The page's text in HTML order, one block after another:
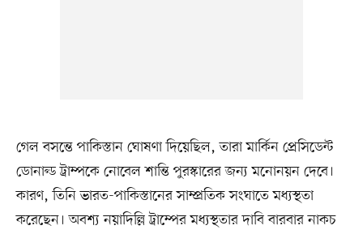
গেল বসন্তে পাকিস্তান ঘোষণা দিয়েছিল, তারা মার্কিন প্রেসিডেন্ট
ডোনাল্ড ট্রাম্পকে নোবেল শান্তি পুরস্কারের জন্য মনোনয়ন দেবে।
কারণ, তিনি ভারত-পাকিস্তানের সাম্প্রতিক সংঘাতে মধ্যস্থতা
করেছেন। অবশ্য নয়াদিল্লি ট্রাম্পের মধ্যস্থতার দাবি বারবার নাকচ